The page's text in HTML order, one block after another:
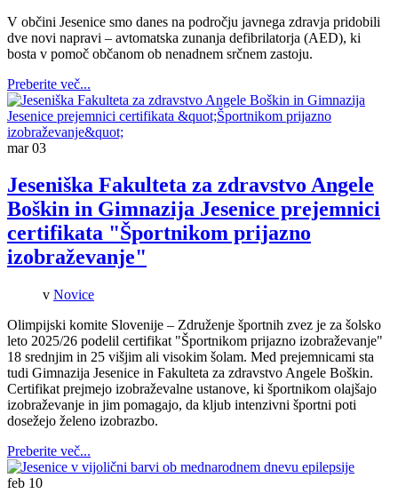
V občini Jesenice smo danes na področju javnega zdravja pridobili
dve novi napravi – avtomatska zunanja defibrilatorja (AED), ki
bosta v pomoč občanom ob nenadnem srčnem zastoju.
Preberite več...
mar03
Jeseniška Fakulteta za zdravstvo Angele
Boškin in Gimnazija Jesenice prejemnici
certifikata "Športnikom prijazno
izobraževanje"
v Novice
Olimpijski komite Slovenije – Združenje športnih zvez je za šolsko
leto 2025/26 podelil certifikat "Športnikom prijazno izobraževanje"
18 srednjim in 25 višjim ali visokim šolam. Med prejemnicami sta
tudi Gimnazija Jesenice in Fakulteta za zdravstvo Angele Boškin.
Certifikat prejmejo izobraževalne ustanove, ki športnikom olajšajo
izobraževanje in jim pomagajo, da kljub intenzivni športni poti
dosežejo želeno izobrazbo.
Preberite več...
feb 10